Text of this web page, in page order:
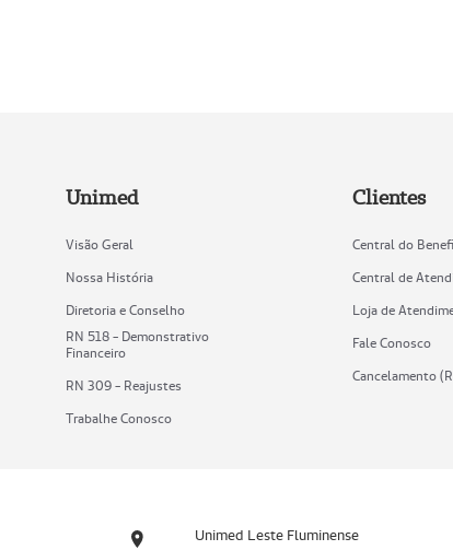
Unimed
Visão Geral
Nossa História
Diretoria e Conselho
RN 518 - Demonstrativo
Financeiro
RN 309 - Reajustes
Trabalhe Conosco
Clientes
Central do
Central de
Loja de
Fale Conosco
Cancelamento
Unimed Leste Fluminense